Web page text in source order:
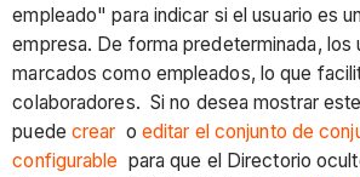
empleado" para indicar si el usuario es
empresa. De forma predeterminada, los
marcados como empleados, lo que
colaboradores. Si no desea mostrar
puede crear o editar el conjunto de
configurable para que el Directorio